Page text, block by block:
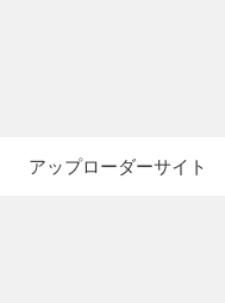
アップローダーサイト